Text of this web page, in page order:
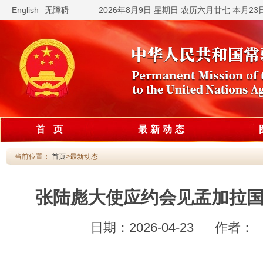
English 无障碍 2026年8月9日 星期日 农历六月廿七 本月23
首 页 最新动态
当前位置： 首页>最新动态
张陆彪大使应约会见孟加拉
日期：2026-04-23 作者